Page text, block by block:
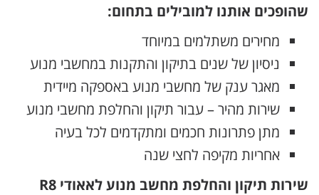
שהופכים אותנו למובילים בתחום:
מחירים משתלמים במיוחד
ניסיון של שנים בתיקון והתקנות במחשבי מנוע
מאגר ענק של מחשבי מנוע באספקה מיידית
שירות מהיר – עבור תיקון והחלפת מחשבי מנוע
מתן פתרונות חכמים ומתקדמים לכל בעיה
אחריות מקיפה לחצי שנה
שירות תיקון והחלפת מחשב מנוע לאאודי R8